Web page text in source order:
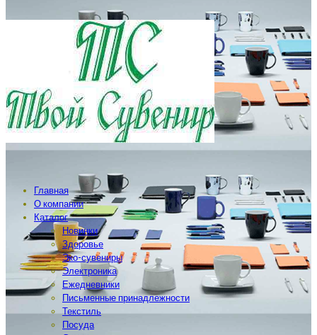
Главная
О компании
Каталог
Новинки
Здоровье
Эко-сувениры
Электроника
Ежедневники
Письменные принадлежности
Текстиль
Посуда